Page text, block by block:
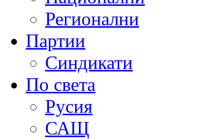
Регионални
Партии
Синдикати
По света
Русия
САЩ